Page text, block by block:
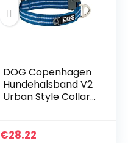
DOG Copenhagen
Hundehalsband V2
Urban Style Collar
€28.22